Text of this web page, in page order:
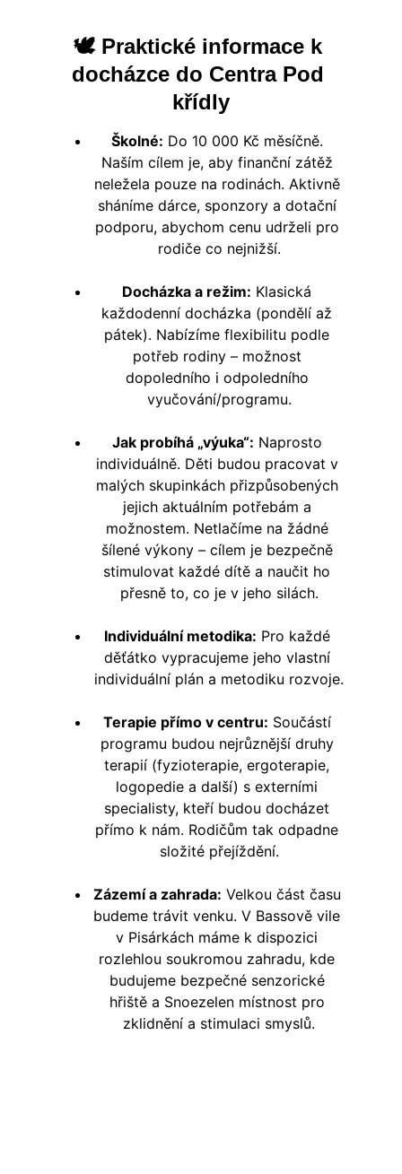
🕊️ Praktické informace k
docházce do Centra Pod
křídly
Školné: Do 10 000 Kč měsíčně.
Naším cílem je, aby finanční zátěž
neležela pouze na rodinách. Aktivně
sháníme dárce, sponzory a dotační
podporu, abychom cenu udrželi pro
rodiče co nejnižší.
Docházka a režim: Klasická
každodenní docházka (pondělí až
pátek). Nabízíme flexibilitu podle
potřeb rodiny – možnost
dopoledního i odpoledního
vyučování/programu.
Jak probíhá „výuka“: Naprosto
individuálně. Děti budou pracovat v
malých skupinkách přizpůsobených
jejich aktuálním potřebám a
možnostem. Netlačíme na žádné
šílené výkony – cílem je bezpečně
stimulovat každé dítě a naučit ho
přesně to, co je v jeho silách.
Individuální metodika: Pro každé
děťátko vypracujeme jeho vlastní
individuální plán a metodiku rozvoje.
Terapie přímo v centru: Součástí
programu budou nejrůznější druhy
terapií (fyzioterapie, ergoterapie,
logopedie a další) s externími
specialisty, kteří budou docházet
přímo k nám. Rodičům tak odpadne
složité přejíždění.
Zázemí a zahrada: Velkou část času
budeme trávit venku. V Bassově vile
v Pisárkách máme k dispozici
rozlehlou soukromou zahradu, kde
budujeme bezpečné senzorické
hřiště a Snoezelen místnost pro
zklidnění a stimulaci smyslů.